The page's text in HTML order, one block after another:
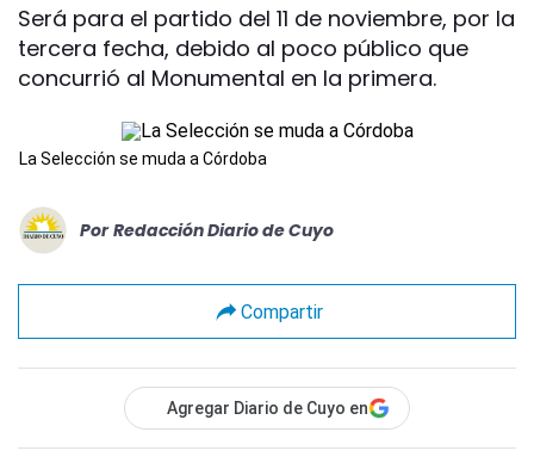
Será para el partido del 11 de noviembre, por la
tercera fecha, debido al poco público que
concurrió al Monumental en la primera.
La Selección se muda a Córdoba
Por Redacción Diario de Cuyo
Compartir
Agregar Diario de Cuyo en